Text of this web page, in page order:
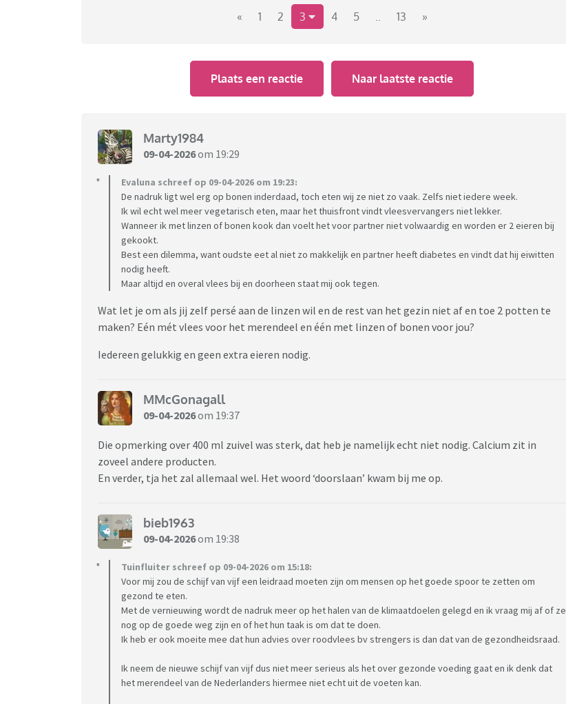
Zou je hier iets in willen veranderen? En hoe zou je dit aanpakken?
« 1 2 3 4 5 .. 13 »
Plaats een reactie Naar laatste reactie
Marty1984
09-04-2026om 19:29
Evaluna schreef op 09-04-2026 om 19:23:
De nadruk ligt wel erg op bonen inderdaad, toch eten wij ze niet zo vaak. Zelfs niet iedere week.
Ik wil echt wel meer vegetarisch eten, maar het thuisfront vindt vleesvervangers niet lekker.
Wanneer ik met linzen of bonen kook dan voelt het voor partner niet volwaardig en worden er 2 eieren bij
gekookt.
Best een dilemma, want oudste eet al niet zo makkelijk en partner heeft diabetes en vindt dat hij eiwitten
nodig heeft.
Maar altijd en overal vlees bij en doorheen staat mij ook tegen.
Wat let je om als jij zelf persé aan de linzen wil en de rest van het gezin niet af en toe 2 potten te
maken? Eén mét vlees voor het merendeel en één met linzen of bonen voor jou?
Iedereen gelukkig en geen extra eieren nodig.
MMcGonagall
09-04-2026om 19:37
Die opmerking over 400 ml zuivel was sterk, dat heb je namelijk echt niet nodig. Calcium zit in
zoveel andere producten.
En verder, tja het zal allemaal wel. Het woord ‘doorslaan’ kwam bij me op.
bieb1963
09-04-2026om 19:38
Tuinfluiter schreef op 09-04-2026 om 15:18:
Voor mij zou de schijf van vijf een leidraad moeten zijn om mensen op het goede spoor te zetten om
gezond te eten.
Met de vernieuwing wordt de nadruk meer op het halen van de klimaatdoelen gelegd en ik vraag mij af of ze
nog op de goede weg zijn en of het hun taak is om dat te doen.
Ik heb er ook moeite mee dat hun advies over roodvlees bv strengers is dan dat van de gezondheidsraad.
Ik neem de nieuwe schijf van vijf dus niet meer serieus als het over gezonde voeding gaat en ik denk dat
het merendeel van de Nederlanders hiermee niet echt uit de voeten kan.